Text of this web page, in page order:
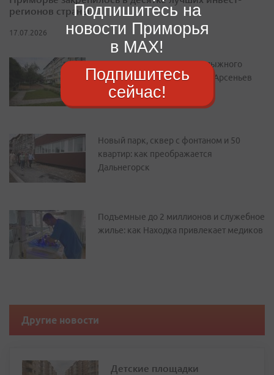
регионов страны
17.07.2026
От уютного двора до горнолыжного
курорта: как преображается Арсеньев
Новый парк, сквер с фонтаном и 50
квартир: как преображается
Дальнегорск
Подъемные до 2 миллионов и служебное
жилье: как Находка привлекает медиков
Другие новости
Детские площадки
Подпишитесь на
новости Приморья
в MAX!
Подпишитесь
сейчас!